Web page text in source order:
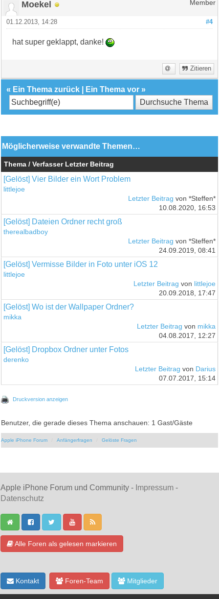
Moekel Member
#4
01.12.2013, 14:28
hat super geklappt, danke!
Zitieren
« Ein Thema zurück Ein Thema vor »
Möglicherweise verwandte Themen…
Thema / Verfasser Letzter Beitrag
[Gelöst] Vier Bilder ein Wort Problem
littlejoe
Letzter Beitrag von *Steffen*
10.08.2020, 16:53
[Gelöst] Dateien Ordner recht groß
therealbadboy
Letzter Beitrag von *Steffen*
24.09.2019, 08:41
[Gelöst] Vermisse Bilder in Foto unter iOS 12
littlejoe
Letzter Beitrag von littlejoe
20.09.2018, 17:47
[Gelöst] Wo ist der Wallpaper Ordner?
mikka
Letzter Beitrag von mikka
04.08.2017, 12:27
[Gelöst] Dropbox Ordner unter Fotos
derenko
Letzter Beitrag von Darius
07.07.2017, 15:14
Druckversion anzeigen
Benutzer, die gerade dieses Thema anschauen: 1 Gast/Gäste
Apple iPhone Forum Anfängerfragen Gelöste Fragen
Apple iPhone Forum und Community - Impressum -
Datenschutz
Alle Foren als gelesen markieren
Kontakt Foren-Team Mitglieder